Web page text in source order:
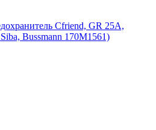
Cfriend, GR 25А,
Bussmann 170M1561)